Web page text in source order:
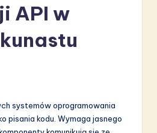
API w
systemów oprogramowania
pisania kodu. Wymaga jasnego